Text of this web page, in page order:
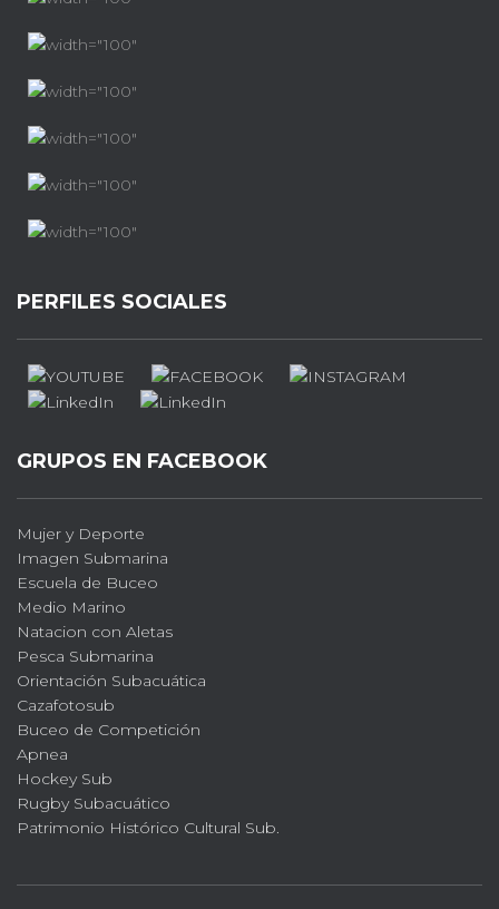
PERFILES SOCIALES
GRUPOS EN FACEBOOK
Mujer y Deporte
Imagen Submarina
Escuela de Buceo
Medio Marino
Natacion con Aletas
Pesca Submarina
Orientación Subacuática
Cazafotosub
Buceo de Competición
Apnea
Hockey Sub
Rugby Subacuático
Patrimonio Histórico Cultural Sub.